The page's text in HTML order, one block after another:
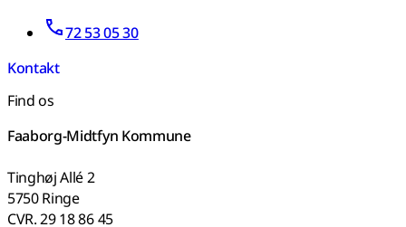
72 53 05 30
Kontakt
Find os
Faaborg-Midtfyn Kommune
Tinghøj Allé 2
5750 Ringe
CVR. 29 18 86 45